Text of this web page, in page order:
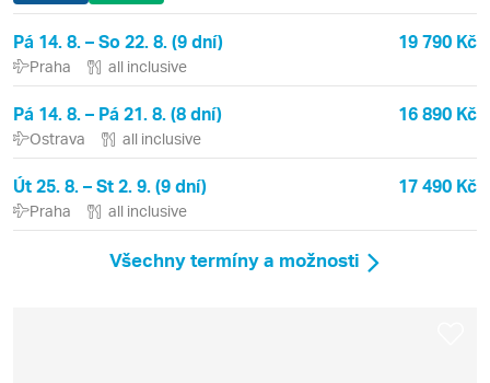
Pá 14. 8. – So 22. 8. (9 dní) 19 790 Kč
Praha all inclusive
Pá 14. 8. – Pá 21. 8. (8 dní) 16 890 Kč
Ostrava all inclusive
Út 25. 8. – St 2. 9. (9 dní) 17 490 Kč
Praha all inclusive
Všechny termíny a možnosti